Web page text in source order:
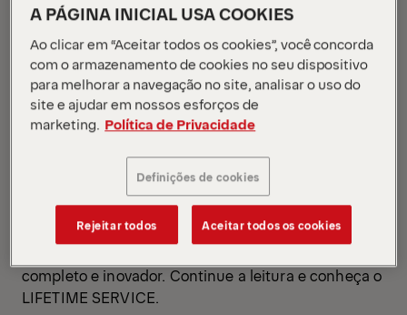
Com foco no presente e um olhar no futuro, a
completo e inovador. Continue a leitura e conheça o
LIFETIME SERVICE.
A PÁGINA INICIAL USA COOKIES
Ao clicar em “Aceitar todos os cookies”, você concorda
com o armazenamento de cookies no seu dispositivo
para melhorar a navegação no site, analisar o uso do
site e ajudar em nossos esforços de
marketing. Política de Privacidade
Definições de cookies
Rejeitar todos Aceitar todos os cookies